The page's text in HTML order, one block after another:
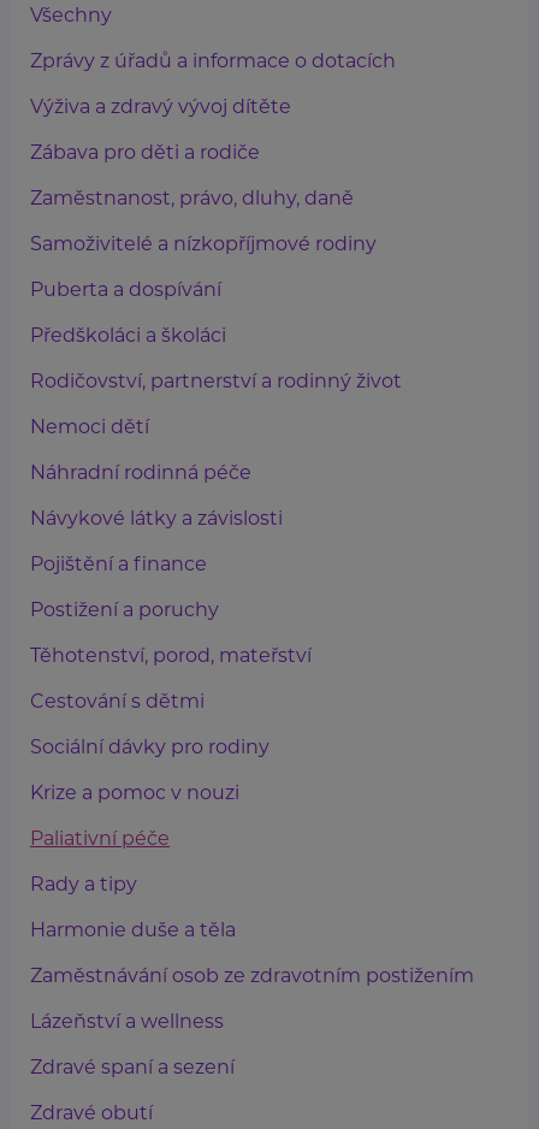
Všechny
Zprávy z úřadů a informace o dotacích
Výživa a zdravý vývoj dítěte
Zábava pro děti a rodiče
Zaměstnanost, právo, dluhy, daně
Samoživitelé a nízkopříjmové rodiny
Puberta a dospívání
Předškoláci a školáci
Rodičovství, partnerství a rodinný život
Nemoci dětí
Náhradní rodinná péče
Návykové látky a závislosti
Pojištění a finance
Postižení a poruchy
Těhotenství, porod, mateřství
Cestování s dětmi
Sociální dávky pro rodiny
Krize a pomoc v nouzi
Paliativní péče
Rady a tipy
Harmonie duše a těla
Zaměstnávání osob ze zdravotním postižením
Lázeňství a wellness
Zdravé spaní a sezení
Zdravé obutí